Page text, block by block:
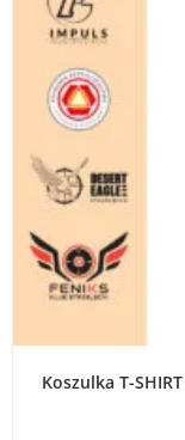
Koszulka T-